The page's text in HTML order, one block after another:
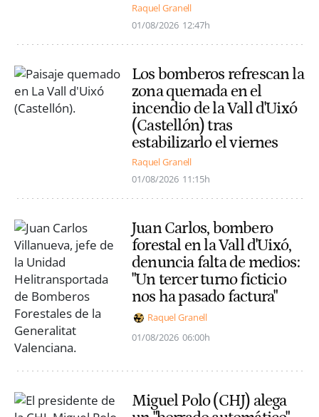
Raquel Granell
01/08/2026 12:47h
Los bomberos refrescan la
zona quemada en el
incendio de la Vall d'Uixó
(Castellón) tras
estabilizarlo el viernes
Raquel Granell
01/08/2026 11:15h
Juan Carlos, bombero
forestal en la Vall d'Uixó,
denuncia falta de medios:
"Un tercer turno ficticio
nos ha pasado factura"
Raquel Granell
01/08/2026 06:00h
Miguel Polo (CHJ) alega